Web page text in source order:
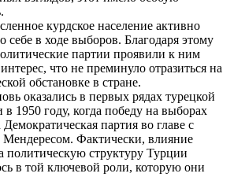
курдское население активно
себе в ходе выборов. Благодаря этому
партии проявили к ним
что не преминуло отразиться на
обстановке в стране.
оказались в первых рядах турецкой
в 1950 году, когда победу на выборах
партия во главе с
Фактически, влияние
политическую структуру Турции
в той ключевой роли, которую они